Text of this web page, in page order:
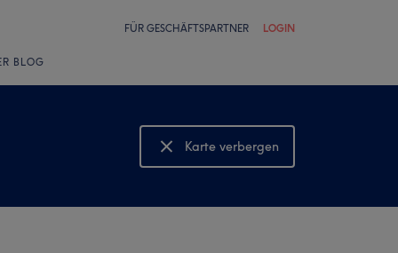
FÜR GESCHÄFTSPARTNER LOGIN
BLOG
Karte verbergen
Karte anzeigen